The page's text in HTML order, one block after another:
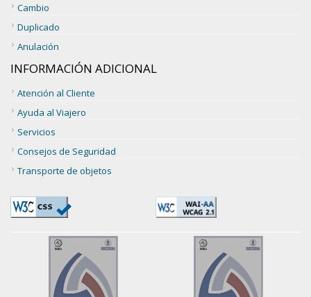
Cambio
Duplicado
Anulación
INFORMACIÓN ADICIONAL
Atención al Cliente
Ayuda al Viajero
Servicios
Consejos de Seguridad
Transporte de objetos